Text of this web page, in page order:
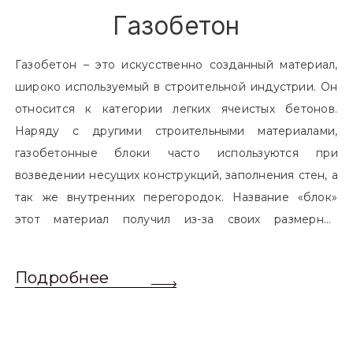
Газобетон
Газобетон – это искусственно созданный материал,
широко используемый в строительной индустрии. Он
относится к категории легких ячеистых бетонов.
Наряду с другими строительными материалами,
газобетонные блоки часто используются при
возведении несущих конструкций, заполнения стен, а
так же внутренних перегородок. Название «блок»
этот материал получил из-за своих размерных
обычный одинарный кирпич. Размер блоков различен
Подробнее